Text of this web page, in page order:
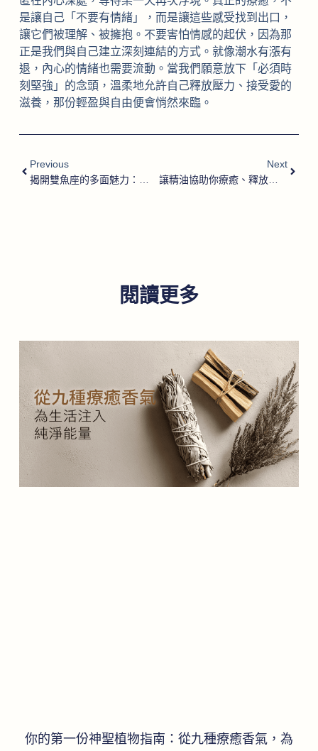
是讓自己「不要有情緒」，而是讓這些感受找到出口，
讓它們被理解、被擁抱。不要害怕情感的起伏，因為那
正是我們與自己建立深刻連結的方式。就像潮水有漲有
退，內心的情緒也需要流動。當我們願意放下「必須時
刻堅強」的念頭，溫柔地允許自己釋放壓力、接受愛的
滋養，那份輕盈與自由便會悄然來臨。
Previous
Next
讓精油協助你療癒、釋放與自我接納
閱讀更多
你的第一份神聖植物指南：從九種療癒香氣，為